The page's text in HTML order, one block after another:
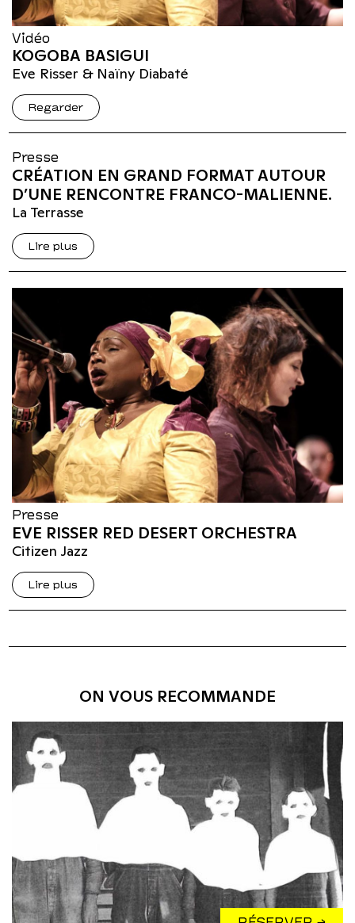
Vidéo
KOGOBA BASIGUI
Eve Risser & Naïny Diabaté
Regarder
Presse
CRÉATION EN GRAND FORMAT AUTOUR
D’UNE RENCONTRE FRANCO-MALIENNE.
La Terrasse
Lire plus
Presse
EVE RISSER RED DESERT ORCHESTRA
Citizen Jazz
Lire plus
ON VOUS RECOMMANDE